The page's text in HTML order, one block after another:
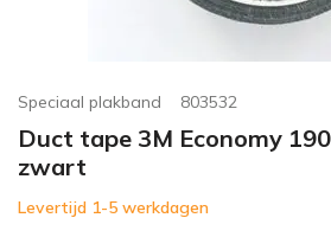
Speciaal plakband 803532
Duct tape 3M Economy
zwart
Levertijd 1-5 werkdagen